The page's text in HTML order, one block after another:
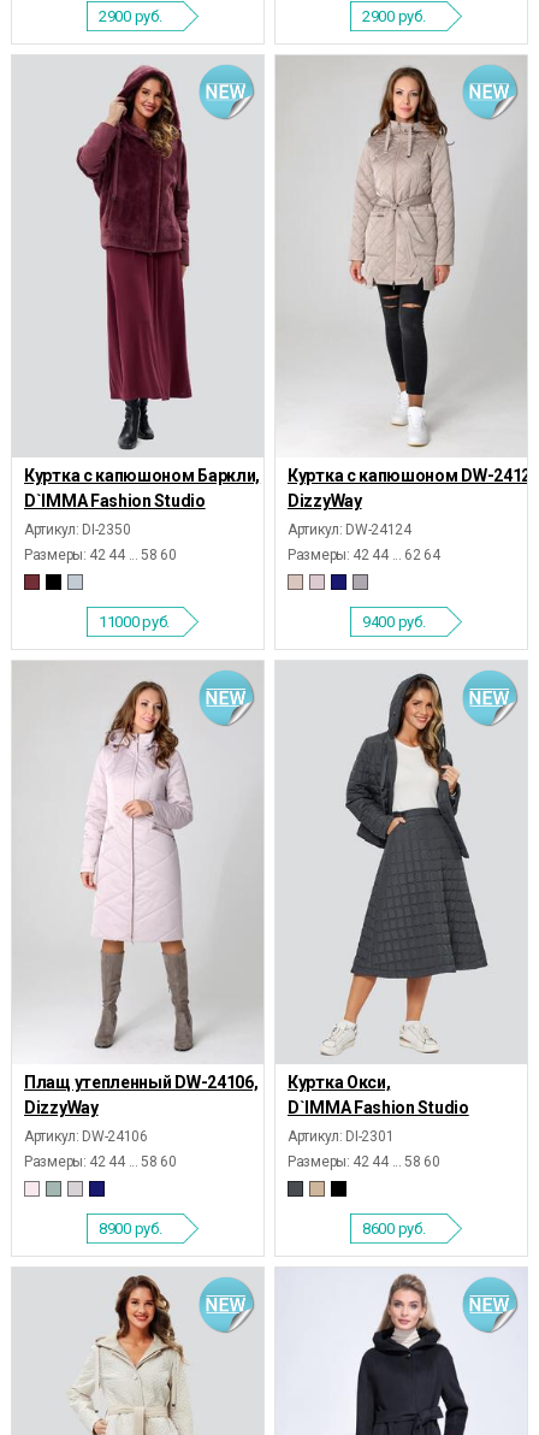
2900 руб. 2900 руб.
Куртка с капюшоном Баркли,
D`IMMA Fashion Studio
Артикул: DI-2350
Размеры: 42 44 ... 58 60
11000руб.
Куртка с капюшоном DW-
DizzyWay
Артикул: DW-24124
Размеры: 42 44 ... 62 64
9400 руб.
Плащ утепленный DW-24106,
DizzyWay
Артикул: DW-24106
Размеры: 42 44 ... 58 60
8900 руб.
Куртка Окси,
D`IMMA Fashion Studio
Артикул: DI-2301
Размеры: 42 44 ... 58 60
8600 руб.